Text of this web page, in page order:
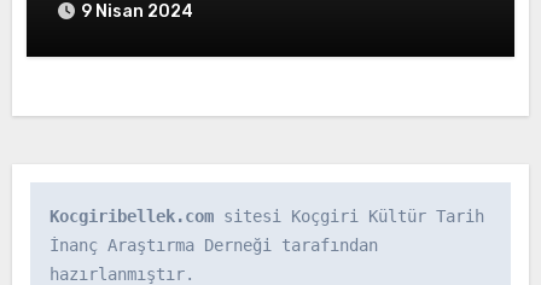
9 Nisan 2024
Kocgiribellek.com sitesi Koçgiri Kültür Tarih
İnanç Araştırma Derneği tarafından
hazırlanmıştır.